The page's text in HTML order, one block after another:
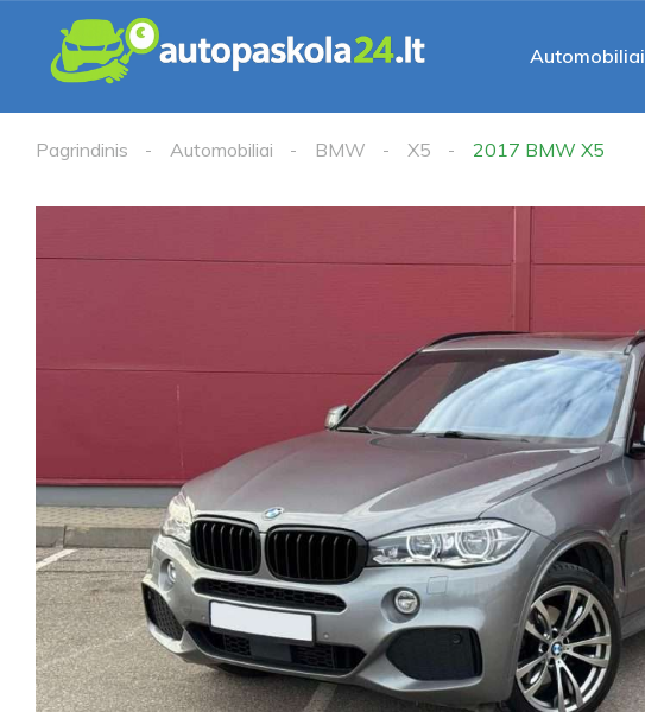
Automobiliai
Pagrindinis Automobiliai BMW X5 2017 BMW X5